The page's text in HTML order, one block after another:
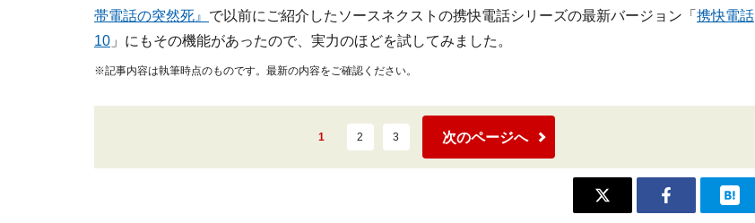
帯電話の突然死』 で以前にご紹介したソースネクストの携快電話シリーズの最新バージョン「 携快電話
10 」にもその機能があったので、実力のほどを試してみました。
※記事内容は執筆時点のものです。最新の内容をご確認ください。
1 2 3 次のページへ